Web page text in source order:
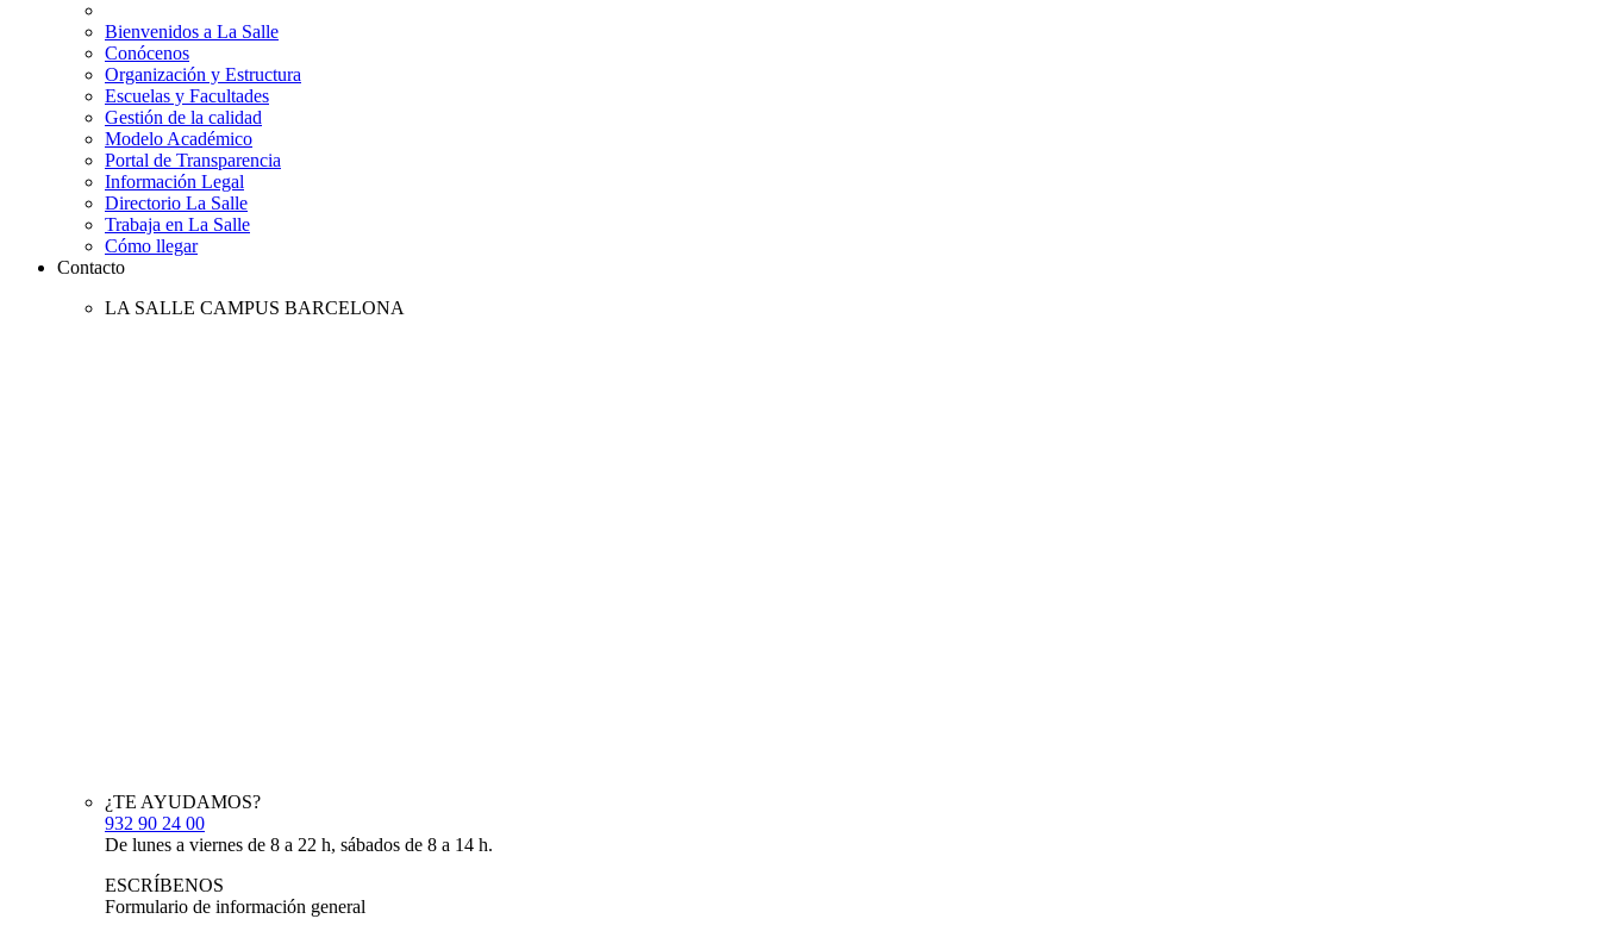
Bienvenidos a La Salle
Conócenos
Organización y Estructura
Escuelas y Facultades
Gestión de la calidad
Modelo Académico
Portal de Transparencia
Información Legal
Directorio La Salle
Trabaja en La Salle
Cómo llegar
Contacto
LA SALLE CAMPUS BARCELONA
¿TE AYUDAMOS?
932 90 24 00
De lunes a viernes de 8 a 22 h, sábados de 8 a 14 h.
ESCRÍBENOS
Formulario de información general